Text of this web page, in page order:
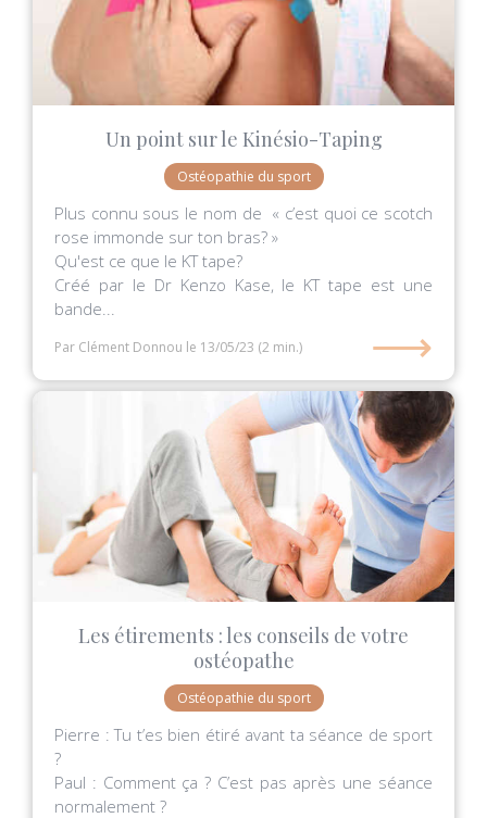
Un point sur le Kinésio-Taping
Ostéopathie du sport
Plus connu sous le nom de « c’est quoi ce scotch
rose immonde sur ton bras? »
Qu'est ce que le KT tape?
Créé par le Dr Kenzo Kase, le KT tape est une
bande...
Par Clément Donnou le 13/05/23 (2 min.) ⟶
Les étirements : les conseils de votre
ostéopathe
Ostéopathie du sport
Pierre : Tu t’es bien étiré avant ta séance de sport
?
Paul : Comment ça ? C’est pas après une séance
normalement ?